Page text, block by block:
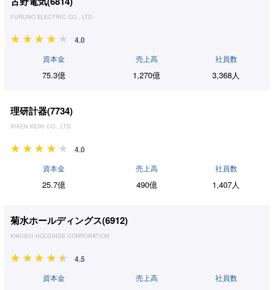
FURUNO ELECTRIC CO., LTD.
4.0
資本金
75.3億
売上高
1,270億
社員数
3,368人
理研計器(7734)
RIKEN KEIKI CO., LTD.
4.0
資本金
25.7億
売上高
490億
社員数
1,407人
菊水ホールディングス(6912)
KIKUSUI HOLDINGS CORPORATION
4.5
資本金 売上高 社員数